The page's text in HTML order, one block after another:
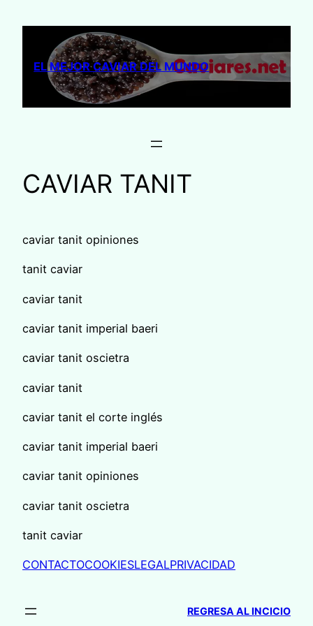
contenido
EL MEJOR CAVIAR DEL MUNDO
CAVIAR TANIT
caviar tanit opiniones
tanit caviar
caviar tanit
caviar tanit imperial baeri
caviar tanit oscietra
caviar tanit
caviar tanit el corte inglés
caviar tanit imperial baeri
caviar tanit opiniones
caviar tanit oscietra
tanit caviar
CONTACTOCOOKIESLEGALPRIVACIDAD
REGRESA AL INCICIO